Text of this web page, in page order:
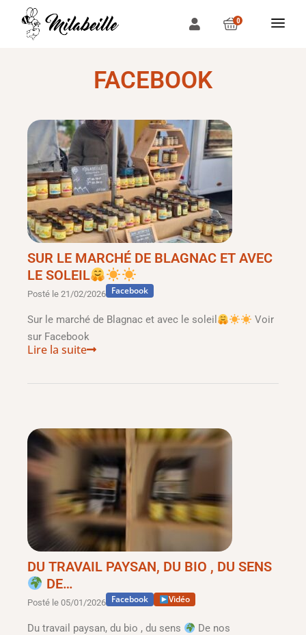
0
FACEBOOK
SUR LE MARCHÉ DE BLAGNAC ET AVEC
LE SOLEIL
Posté le 21/02/2026 Facebook
Sur le marché de Blagnac et avec le soleil
Voir
sur Facebook
Lire la suite
DU TRAVAIL PAYSAN, DU BIO , DU SENS
DE…
Posté le 05/01/2026 Facebook Vidéo
Du travail paysan, du bio , du sens
De nos